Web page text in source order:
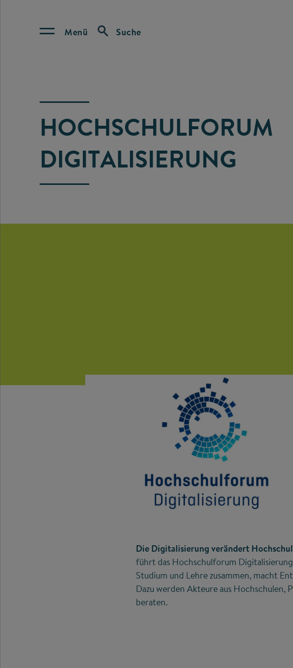
Menü Suche
HOCHSCHULFORUM
DIGITALISIERUNG
Das Hochschulforum
Plattform für den Diskurs
Die Digitalisierung verändert
führt das Hochschulforum
Studium und Lehre zusammen, macht
Dazu werden Akteure aus
beraten.